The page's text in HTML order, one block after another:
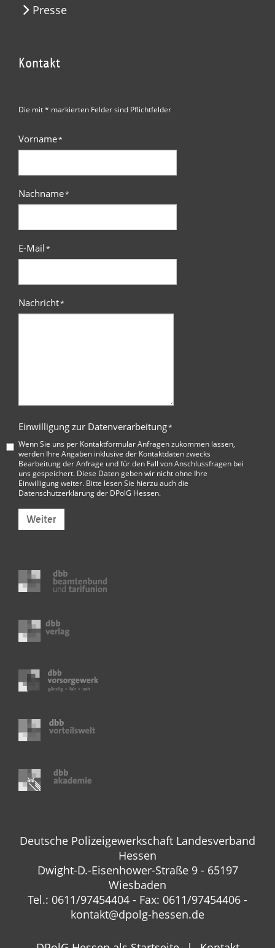
Presse
Kontakt
Die mit * markierten Felder sind Pflichtfelder
Vorname*
Nachname*
E-Mail*
Nachricht*
Einwilligung zur Datenverarbeitung*
Wenn Sie uns per Kontaktformular Anfragen zukommen lassen,
werden Ihre Angaben inklusive der Kontaktdaten zwecks
Bearbeitung der Anfrage und für den Fall von Anschlussfragen bei
uns gespeichert. Diese Daten geben wir nicht ohne Ihre
Einwilligung weiter. Bitte lesen Sie hierzu auch die
Datenschutzerklärung der DPolG Hessen.
Weiter
Deutsche Polizeigewerkschaft Landesverband
Hessen
Dwight-D.-Eisenhower-Straße 9 - 65197
Wiesbaden
Tel.: 0611/97454404 - Fax: 0611/97454406 -
kontakt@dpolg-hessen.de